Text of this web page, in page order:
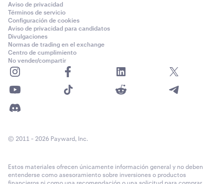
Aviso de privacidad
Términos de servicio
Configuración de cookies
Aviso de privacidad para candidatos
Divulgaciones
Normas de trading en el exchange
Centro de cumplimiento
No vender/compartir
© 2011 - 2026 Payward, Inc.
Estos materiales ofrecen únicamente información general y no deben
entenderse como asesoramiento sobre inversiones o productos